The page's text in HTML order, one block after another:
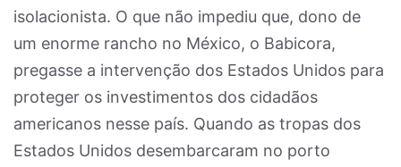
isolacionista. O que não impediu que, dono de
um enorme rancho no México, o Babicora,
pregasse a intervenção dos Estados Unidos para
proteger os investimentos dos cidadãos
americanos nesse país. Quando as tropas dos
Estados Unidos desembarcaram no porto